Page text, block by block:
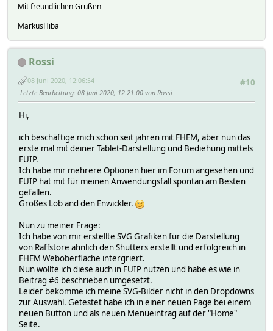
Mit freundlichen Grüßen
MarkusHiba
Rossi
#10
08 Juni 2020, 12:06:54
Letzte Bearbeitung: 08 Juni 2020, 12:21:00 von Rossi
Hi,
ich beschäftige mich schon seit jahren mit FHEM, aber nun das
erste mal mit deiner Tablet-Darstellung und Bediehung mittels
FUIP.
Ich habe mir mehrere Optionen hier im Forum angesehen und
FUIP hat mit für meinen Anwendungsfall spontan am Besten
gefallen.
Großes Lob and den Enwickler.
Nun zu meiner Frage:
Ich habe von mir erstellte SVG Grafiken für die Darstellung
von Raffstore ähnlich den Shutters erstellt und erfolgreich in
FHEM Weboberfläche intergriert.
Nun wollte ich diese auch in FUIP nutzen und habe es wie in
Beitrag #6 beschrieben umgesetzt.
Leider bekomme ich meine SVG-Bilder nicht in den Dropdowns
zur Auswahl. Getestet habe ich in einer neuen Page bei einem
neuen Button und als neuen Menüeintrag auf der "Home"
Seite.